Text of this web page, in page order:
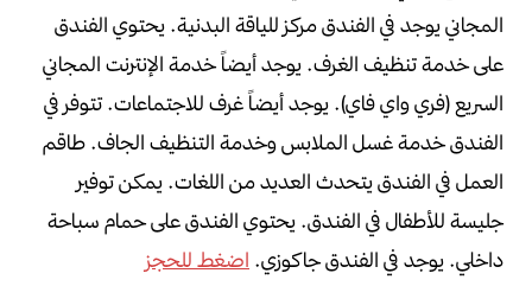
المجانييوجد في الفندق مركز للياقة البدنية. يحتوي الفندق
على خدمة تنظيف الغرف. يوجد أيضاً خدمة الإنترنت المجاني
السريع (فري واي فاي). يوجد أيضاً غرف للاجتماعات. تتوفر في
الفندق خدمة غسل الملابس وخدمة التنظيف الجاف. طاقم
العمل في الفندق يتحدث العديد من اللغات. يمكن توفير
جليسة للأطفال في الفندق. يحتوي الفندق على حمام سباحة
داخلي. يوجد في الفندق جاكوزي. اضغط للحجز